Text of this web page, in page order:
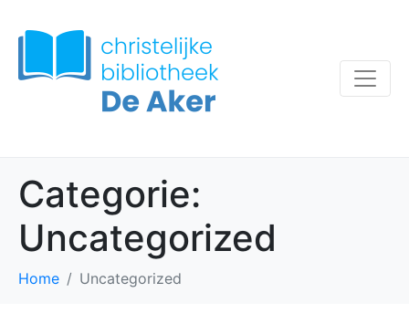
Categorie:
Uncategorized
Home Uncategorized